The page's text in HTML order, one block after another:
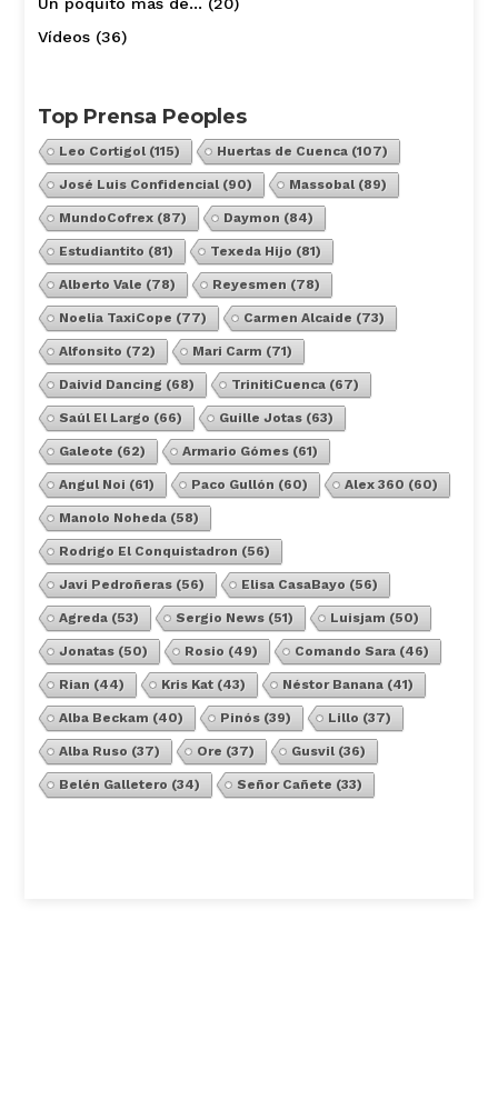
Vídeos(36)
Top Prensa Peoples
Leo Cortigol(115) Huertas de Cuenca(107)
José Luis Confidencial(90) Massobal(89)
MundoCofrex(87) Daymon (84)
Estudiantito (81) Texeda Hijo (81)
Alberto Vale (78) Reyesmen (78)
Noelia TaxiCope (77) Carmen Alcaide (73)
Alfonsito (72) Mari Carm (71)
Daivid Dancing (68) TrinitiCuenca(67)
Saúl El Largo (66) Guille Jotas(63)
Galeote (62) Armario Gómes(61)
Angul Noi (61) Paco Gullón (60) Alex 360 (60)
Manolo Noheda(58)
Rodrigo El Conquistadron (56)
Javi Pedroñeras(56) Elisa CasaBayo (56)
Agreda(53) Sergio News(51) Luisjam (50)
Jonatas(50) Rosio (49) Comando Sara(46)
Rian (44) Kris Kat(43) Néstor Banana(41)
Alba Beckam (40) Pinós(39) Lillo (37)
Alba Ruso (37) Ore (37) Gusvil(36)
Belén Galletero (34) Señor Cañete (33)